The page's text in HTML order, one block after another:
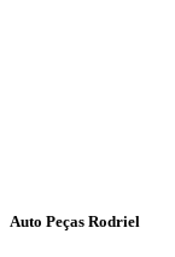
Auto Peças Rodriel